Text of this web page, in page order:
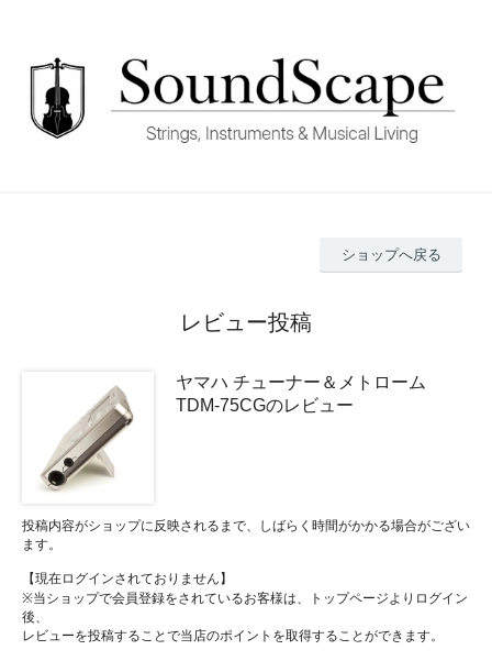
ショップへ戻る
レビュー投稿
ヤマハ チューナー＆メトローム
TDM-75CGのレビュー
投稿内容がショップに反映されるまで、しばらく時間がかかる場合がござい
ます。
【現在ログインされておりません】
※当ショップで会員登録をされているお客様は、トップページよりログイン
後、
レビューを投稿することで当店のポイントを取得することができます。